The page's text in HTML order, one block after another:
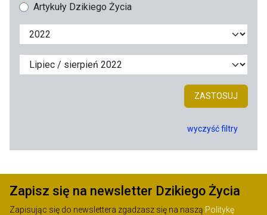
Artykuły Dzikiego Życia
ZASTOSUJ
wyczyść filtry
Zapisz się na newsletter Dzikiego Życia
Zapisując się do newslettera zgadzasz się na naszą Politykę